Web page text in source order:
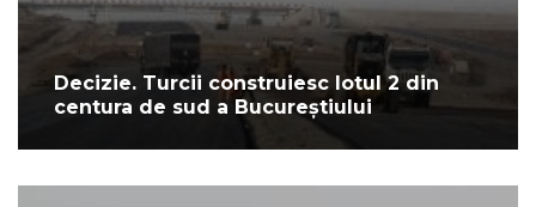
Decizie. Turcii construiesc lotul 2 din
centura de sud a Bucureștiului